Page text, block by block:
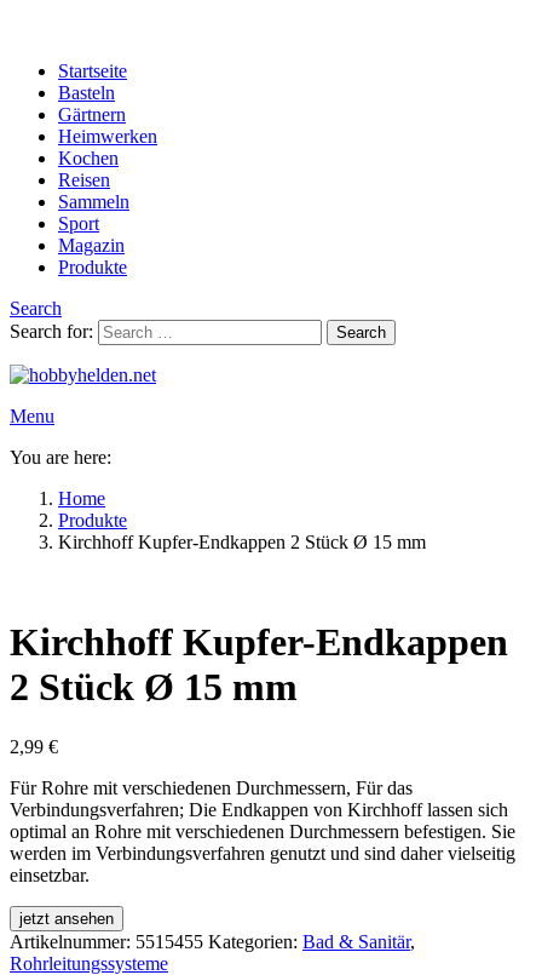
Startseite
Basteln
Gärtnern
Heimwerken
Kochen
Reisen
Sammeln
Sport
Magazin
Produkte
Search
Search for:
Search
Menu
You are here:
Home
Produkte
Kirchhoff Kupfer-Endkappen 2 Stück Ø 15 mm
Kirchhoff Kupfer-Endkappen
2 Stück Ø 15 mm
2,99 €
Für Rohre mit verschiedenen Durchmessern, Für das
Verbindungsverfahren; Die Endkappen von Kirchhoff lassen sich
optimal an Rohre mit verschiedenen Durchmessern befestigen. Sie
werden im Verbindungsverfahren genutzt und sind daher vielseitig
einsetzbar.
jetzt ansehen
Artikelnummer: 5515455 Kategorien: Bad & Sanitär,
Rohrleitungssysteme